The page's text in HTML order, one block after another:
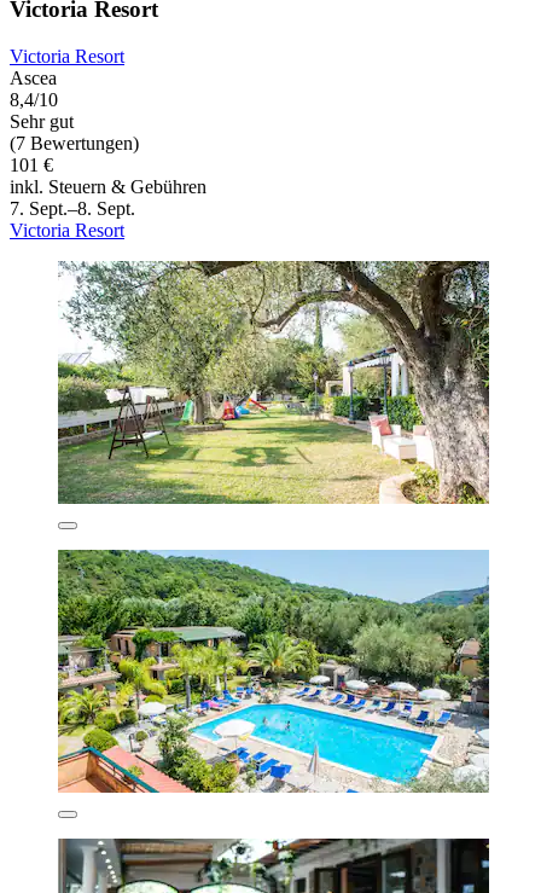
Victoria Resort
Victoria Resort
Ascea
8,4/10
Sehr gut
(7 Bewertungen)
101 €
inkl. Steuern & Gebühren
7. Sept.–8. Sept.
Victoria Resort